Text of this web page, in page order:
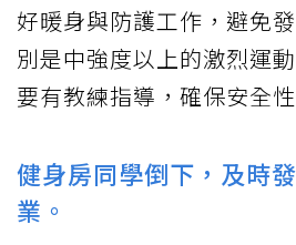
好暖身與防護工作，避免
別是中強度以上的激烈運
要有教練指導，確保安全性
健身房同學倒下，及時
業。